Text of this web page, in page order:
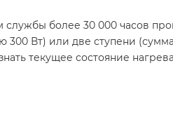
более 30 000 часов
300 Вт) или две ступени
текущее состояние